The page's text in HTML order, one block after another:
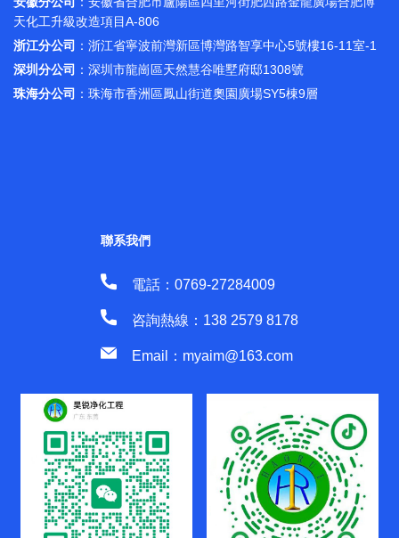
天化工升級改造項目A-806
浙江分公司 ：浙江省寧波前灣新區博灣路智享中心5號樓16-11室-1
深圳分公司 ：深圳市龍崗區天然慧谷唯墅府邸1308號
珠海分公司 ：珠海市香洲區鳳山街道奧園廣場SY5棟9層
聯系我們
電話：0769-27284009
咨詢熱線：138 2579 8178
Email：myaim@163.com